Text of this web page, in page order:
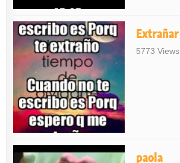
Extrañar
5773 Views
paola